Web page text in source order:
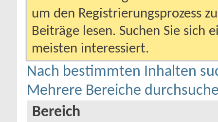
um den Registrierungsprozess
Beiträge lesen. Suchen Sie sich
meisten interessiert.
Nach bestimmten Inhalten
Mehrere Bereiche
Bereich